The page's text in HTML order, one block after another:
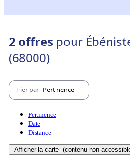
2 offres pour
(68000)
Trier par Pertinence
Pertinence
Date
Distance
Afficher la carte (contenu non-